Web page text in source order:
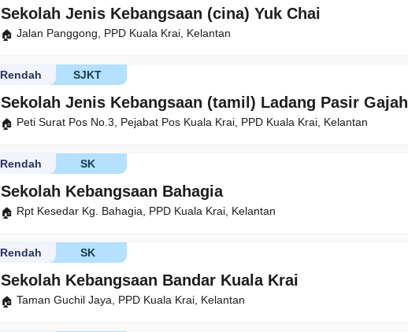
Sekolah Jenis Kebangsaan (cina) Yuk Chai
Jalan Panggong, PPD Kuala Krai, Kelantan
Sekolah Jenis Kebangsaan (tamil) Ladang Pasir Gajah
SJKT
Rendah
Peti Surat Pos No.3, Pejabat Pos Kuala Krai, PPD Kuala Krai, Kelantan
Sekolah Kebangsaan Bahagia
SK
Rendah
Rpt Kesedar Kg. Bahagia, PPD Kuala Krai, Kelantan
Sekolah Kebangsaan Bandar Kuala Krai
SK
Rendah
Taman Guchil Jaya, PPD Kuala Krai, Kelantan